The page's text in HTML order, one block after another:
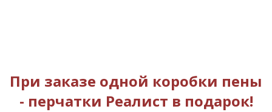
При заказе одной коробки пены
- перчатки Реалист в подарок!